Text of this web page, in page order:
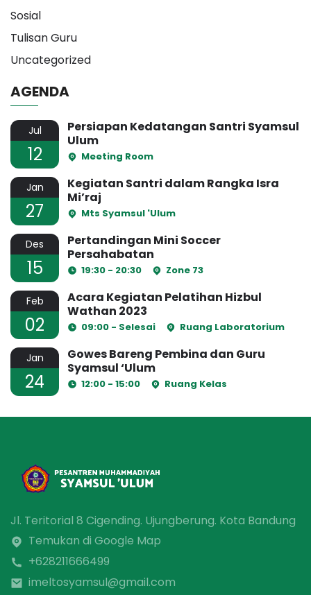
Sosial
Tulisan Guru
Uncategorized
AGENDA
Jul
12
Persiapan Kedatangan Santri Syamsul
Ulum
Meeting Room
Jan
27
Kegiatan Santri dalam Rangka Isra
Mi’raj
Mts Syamsul 'Ulum
Des
15
Pertandingan Mini Soccer
Persahabatan
19:30 - 20:30 Zone 73
Feb
02
Acara Kegiatan Pelatihan Hizbul
Wathan 2023
09:00 - Selesai Ruang Laboratorium
Jan
24
Gowes Bareng Pembina dan Guru
Syamsul ‘Ulum
12:00 - 15:00 Ruang Kelas
Jl. Teritorial 8 Cigending. Ujungberung. Kota Bandung
Temukan di Google Map
+628211666499
imeltosyamsul@gmail.com